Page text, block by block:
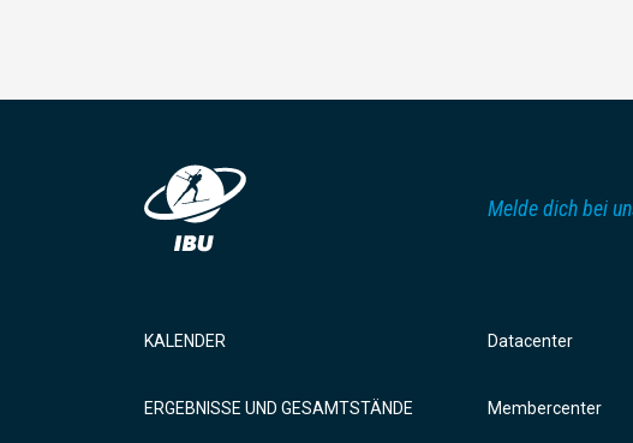
Melde dich bei
KALENDER
ERGEBNISSE UND GESAMTSTÄNDE
Datacenter
Membercenter